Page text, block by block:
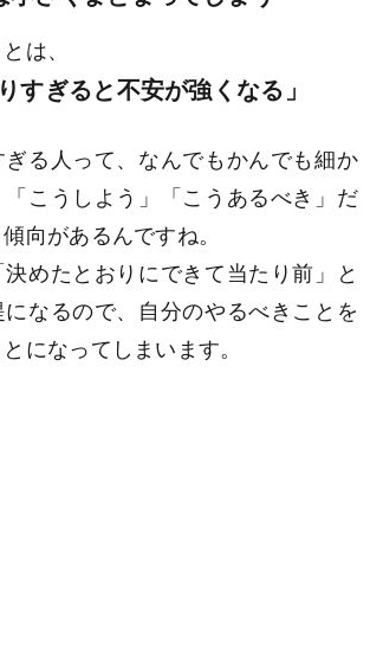
は、
すぎると不安が強くなる」
る人って、なんでもかんでも細か
こうしよう」「こうあるべき」だ
向があるんですね。
めたとおりにできて当たり前」と
なるので、自分のやるべきことを
になってしまいます。